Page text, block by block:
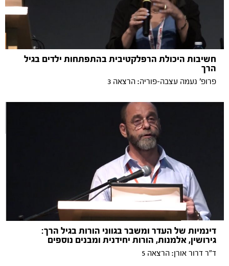
חשיבות היכולת הרפלקטיבית בהתפתחות ילדים בגיל
הרך
פרופ' נעמה עצבה-פוריה: הרצאה 3
דינמיות של העדר ומשבר בגווני הורות בגיל הרך:
גירושין, אלמנות, הורות יחידנית ומבנים נוספים
ד"ר דרור אורן: הרצאה 5